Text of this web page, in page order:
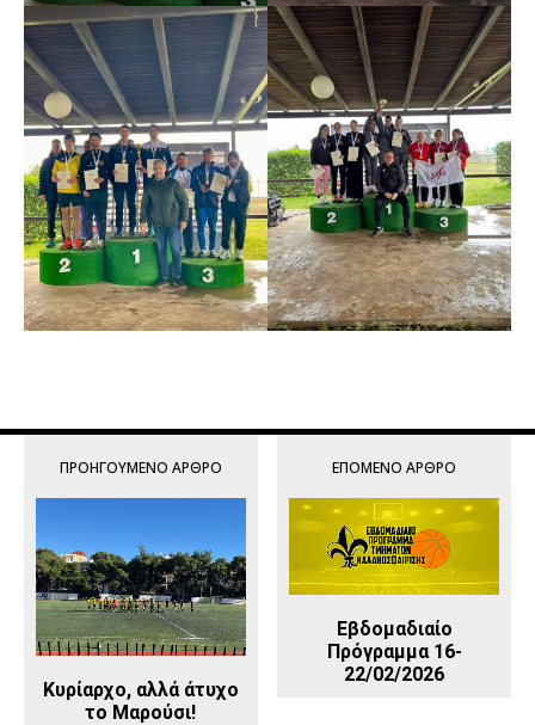
ΠΡΟΗΓΟΎΜΕΝΟ ΆΡΘΡΟ
Κυρίαρχο, αλλά άτυχο
το Μαρούσι!
ΕΠΌΜΕΝΟ ΆΡΘΡΟ
Εβδομαδιαίο
Πρόγραμμα 16-
22/02/2026